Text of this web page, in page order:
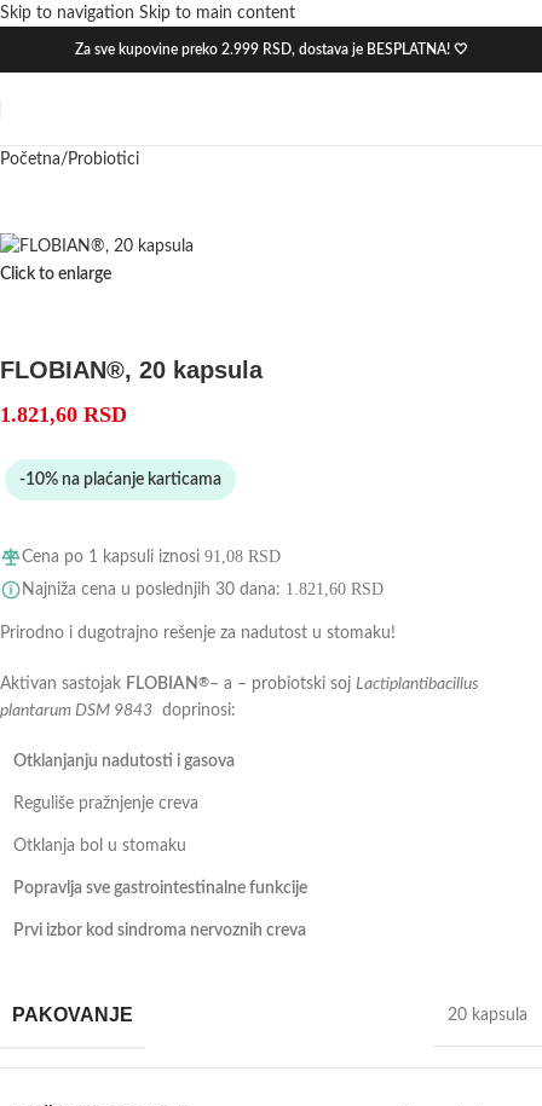
Skip to navigation Skip to main content
Za sve kupovine preko 2.999 RSD, dostava je BESPLATNA! 🤍
Početna/ Probiotici
Click to enlarge
FLOBIAN®, 20 kapsula
1.821,60 RSD
-10% na plaćanje karticama
Cena po 1 kapsuli iznosi 91,08 RSD
Najniža cena u poslednjih 30 dana: 1.821,60 RSD
Prirodno i dugotrajno rešenje za nadutost u stomaku!
Aktivan sastojak FLOBIAN ®– a – probiotski soj Lactiplantibacillus
plantarum DSM 9843 doprinosi:
Otklanjanju nadutosti i gasova
Reguliše pražnjenje creva
Otklanja bol u stomaku
Popravlja sve gastrointestinalne funkcije
Prvi izbor kod sindroma nervoznih creva
PAKOVANJE 20 kapsula
Novo